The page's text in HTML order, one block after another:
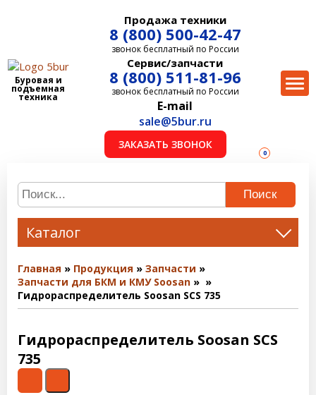
Буровая и
подъемная
техника
Продажа техники
8 (800) 500-42-47
звонок бесплатный по России
Сервис/запчасти
8 (800) 511-81-96
звонок бесплатный по России
E-mail
sale@5bur.ru
ЗАКАЗАТЬ ЗВОНОК
0
Поиск
Каталог
Главная Продукция
Запчасти
Запчасти для БКМ и КМУ Soosan
Гидрораспределитель Soosan SCS 735
Гидрораспределитель Soosan SCS
735